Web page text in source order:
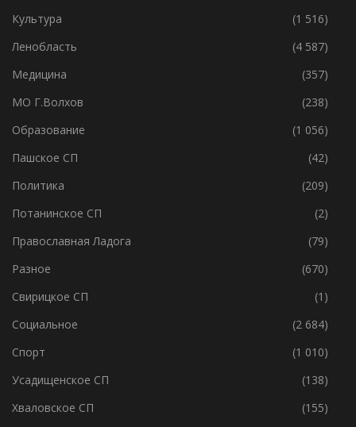
Культура
(1 516)
Ленобласть
(4 587)
Медицина
(357)
МО Г.Волхов
(238)
Образование
(1 056)
Пашское СП
(42)
Политика
(209)
Потанинское СП
(2)
Православная Ладога
(79)
Разное
(670)
Свирицкое СП
(1)
Социальное
(2 684)
Спорт
(1 010)
Усадищенское СП
(138)
Хваловское СП
(155)